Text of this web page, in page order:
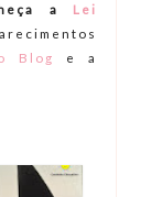
a
Lei
Blog
e a